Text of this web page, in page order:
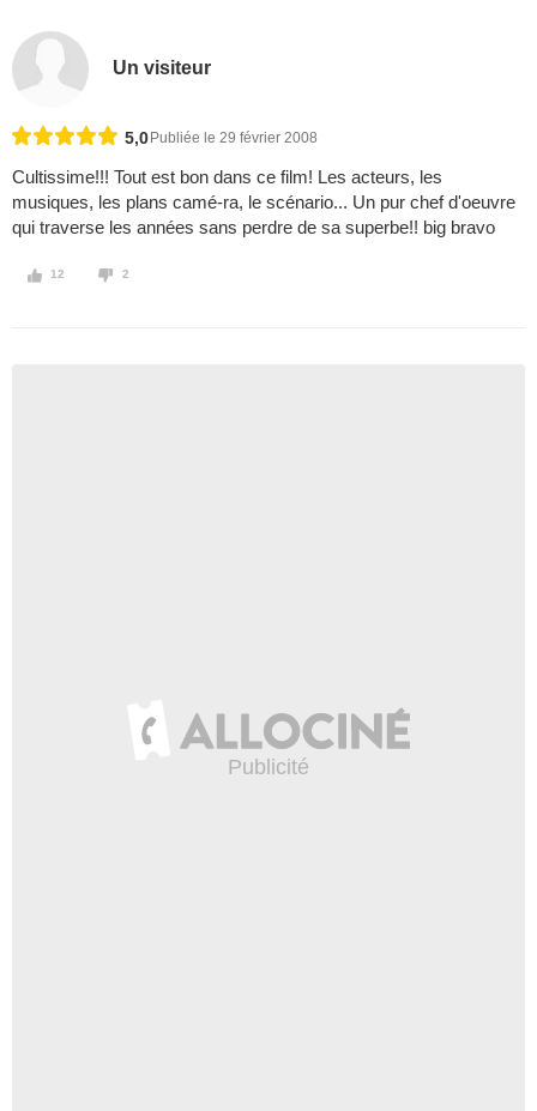
Un visiteur
5,0 Publiée le 29 février 2008
Cultissime!!! Tout est bon dans ce film! Les acteurs, les
musiques, les plans camé-ra, le scénario... Un pur chef d'oeuvre
qui traverse les années sans perdre de sa superbe!! big bravo
12 2